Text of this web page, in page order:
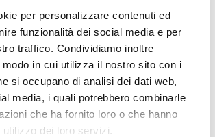
per personalizzare contenuti ed
funzionalità dei social media e per
traffico. Condividiamo inoltre
in cui utilizza il nostro sito con i
si occupano di analisi dei dati web,
media, i quali potrebbero combinarle
che ha fornito loro o che hanno
dei loro servizi.
Polo -